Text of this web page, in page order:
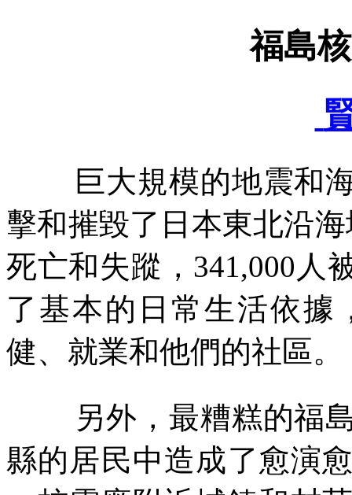
福島
巨大規模的地震和
擊和摧毀了日本東北沿
死亡和失蹤， 341,000 人
了基本的日常生活依據
健、就業和他們的社區。
另外，最糟糕的福
縣的居民中造成了愈演